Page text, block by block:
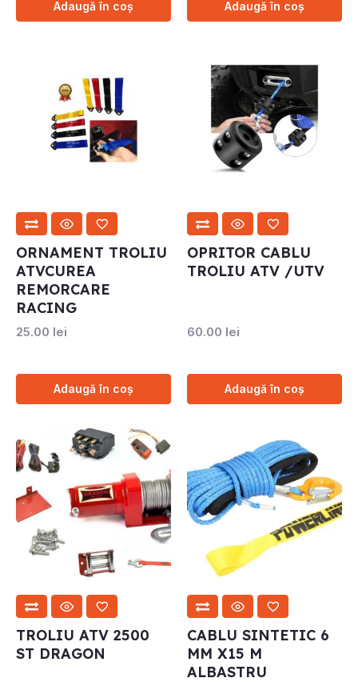
Adaugă în coș Adaugă în coș
ORNAMENT TROLIU
ATVCUREA
REMORCARE
RACING
25.00 lei
Adaugă în coș
OPRITOR CABLU
TROLIU ATV /UTV
60.00 lei
Adaugă în coș
TROLIU ATV 2500
ST DRAGON
CABLU SINTETIC 6
MM X15 M
ALBASTRU